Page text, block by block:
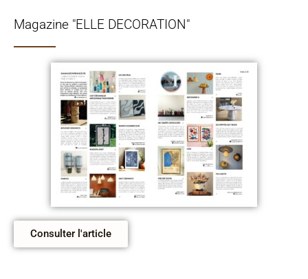
Magazine "ELLE DECORATION"
Consulter l'article